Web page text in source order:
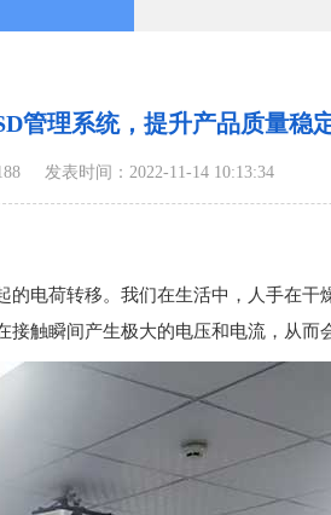
管理系统，提升产品质量稳
发表时间：2022-11-14 10:13:34
电荷转移。我们在生活中，人手在
触瞬间产生极大的电压和电流，从而